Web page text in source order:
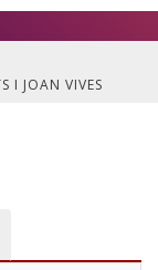
I JOAN VIVES